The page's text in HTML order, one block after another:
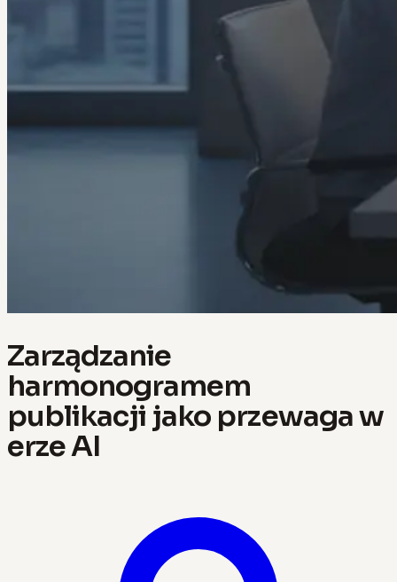
Zarządzanie
harmonogramem
publikacji jako przewaga w
erze AI